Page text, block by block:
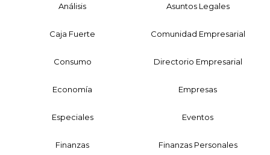
Análisis Asuntos Legales
Caja Fuerte Comunidad Empresarial
Consumo Directorio Empresarial
Economía Empresas
Especiales Eventos
Finanzas Finanzas Personales